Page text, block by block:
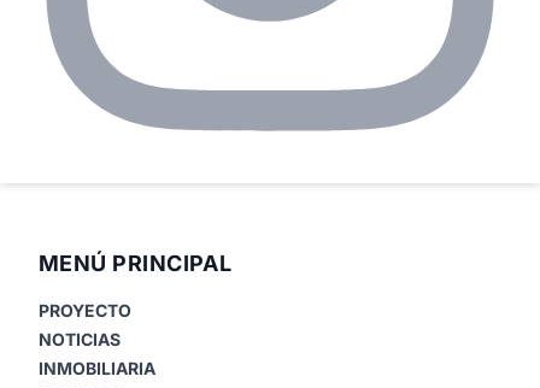
MENÚ PRINCIPAL
PROYECTO
NOTICIAS
INMOBILIARIA